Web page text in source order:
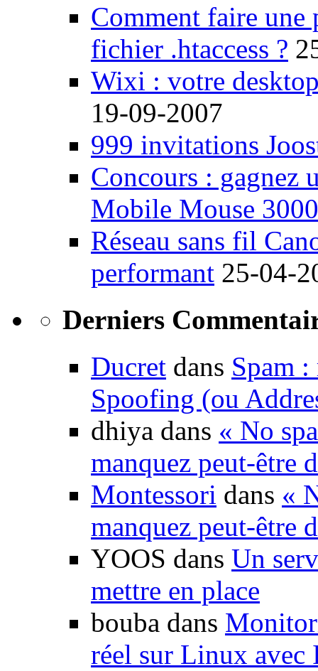
Comment faire une
fichier .htaccess ?
Wixi : votre
19-09-2007
999 invitations
Concours : gagnez
Mobile Mouse 3000
Réseau sans fil
performant 25-04-
Derniers
Ducret dans Spam :
Spoofing (ou
dhiya dans « No
manquez peut-être
Montessori dans «
manquez peut-être
YOOS dans Un
mettre en place
bouba dans
réel sur Linux avec